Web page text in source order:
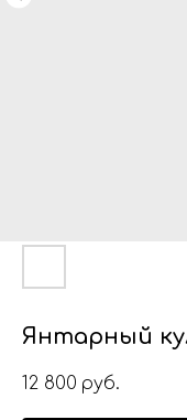
Янтарный
12 800 руб.